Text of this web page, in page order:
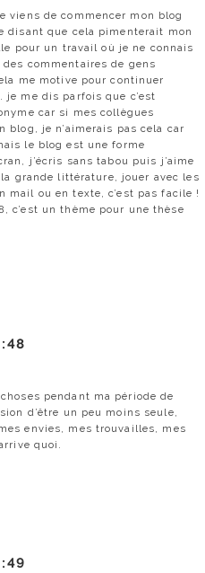
viens de commencer mon blog
disant que cela pimenterait mon
pour un travail où je ne connais
commentaires de gens
me motive pour continuer
je me dis parfois que c’est
car si mes collègues
blog, je n’aimerais pas cela car
le blog est une forme
j’écris sans tabou puis j’aime
la grande littérature, jouer avec les
mail ou en texte, c’est pas facile !
c’est un thème pour une thèse
pendant ma période de
d’être un peu moins seule,
envies, mes trouvailles, mes
quoi.